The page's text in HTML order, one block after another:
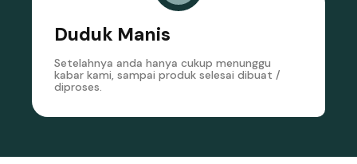
Duduk Manis
Setelahnya anda hanya cukup menunggu
kabar kami, sampai produk selesai dibuat /
diproses.